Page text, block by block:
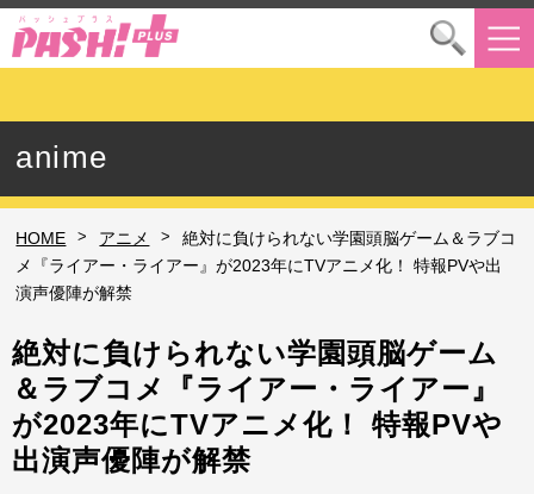
anime
HOME > アニメ >
絶対に負けられない学園頭脳ゲーム＆ラブコ
メ『ライアー・ライアー』が2023年にTVアニメ化！ 特報PVや出
演声優陣が解禁
絶対に負けられない学園頭脳ゲーム
＆ラブコメ『ライアー・ライアー』
が2023年にTVアニメ化！ 特報PVや
出演声優陣が解禁